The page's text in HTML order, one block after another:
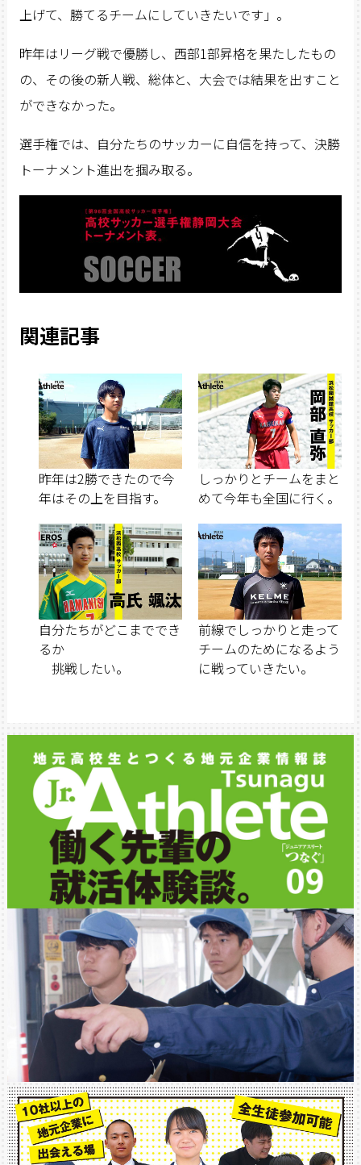
上げて、勝てるチームにしていきたいです」。
昨年はリーグ戦で優勝し、西部1部昇格を果たしたもの
の、その後の新人戦、総体と、大会では結果を出すこと
ができなかった。
選手権では、自分たちのサッカーに自信を持って、決勝
トーナメント進出を掴み取る。
関連記事
昨年は2勝できたので今
年はその上を目指す。
しっかりとチームをまと
めて今年も全国に行く。
自分たちがどこまででき
るか
挑戦したい。
前線でしっかりと走って
チームのためになるよう
に戦っていきたい。